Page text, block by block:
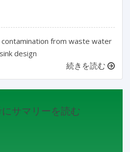
from waste water
design
続きを読む
サマリーを読む